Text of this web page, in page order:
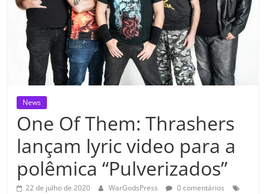
News
One Of Them: Thrashers
lançam lyric video para a
polêmica “Pulverizados”
22 de julho de 2020 WarGodsPress
0 comentários